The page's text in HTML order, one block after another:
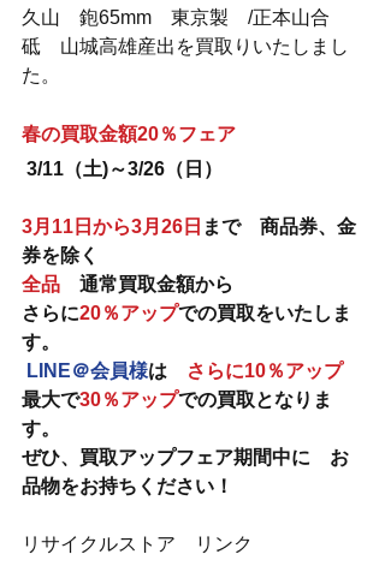
久山　鉋65mm　東京製　/正本山合
砥　山城高雄産出を買取りいたしまし
た。
春の買取金額20％フェア
3/11（土)～3/26（日）
3月11日から3月26日 まで　商品券、金
券を除く
全品 通常買取金額から
さらに20％アップでの買取をいたしま
す。
LINE＠会員様は
さらに10％アップ
最大で30％アップでの買取となりま
す。
ぜひ、買取アップフェア期間中に　お
品物をお持ちください！
リサイクルストア　リンク